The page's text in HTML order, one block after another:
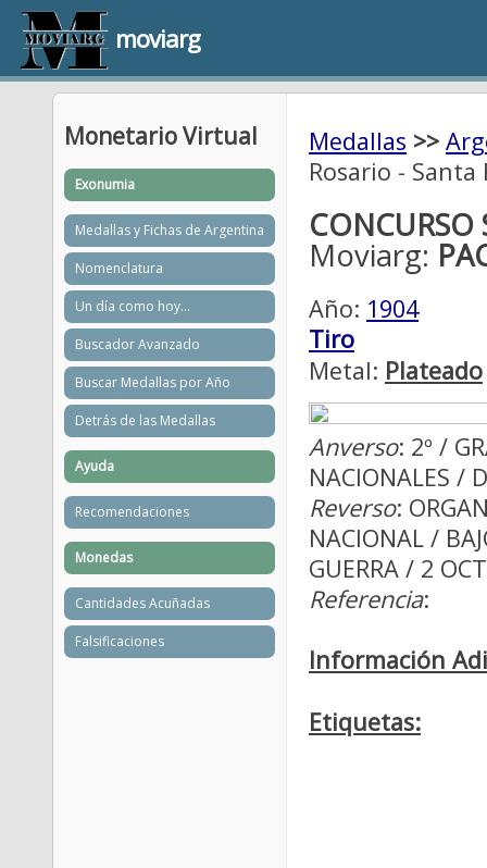
moviarg
Medallas >>
Rosario - Santa
CONCURSO
Moviarg:
Año: 1904
Tiro
Metal: Plateado
Anverso: 2º /
NACIONALES /
Reverso:
NACIONAL /
GUERRA / 2
Referencia:
Información
Etiquetas:
Monetario Virtual
Exonumia
Medallas y Fichas de Argentina
Nomenclatura
Un día como hoy...
Buscador Avanzado
Buscar Medallas por Año
Detrás de las Medallas
Ayuda
Recomendaciones
Monedas
Cantidades Acuñadas
Falsificaciones